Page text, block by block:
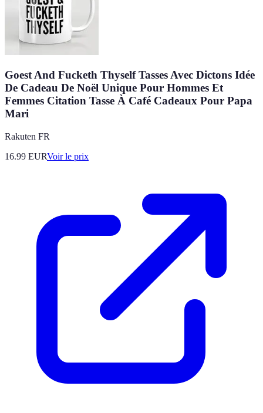
Goest And Fucketh Thyself Tasses Avec Dictons Idée
De Cadeau De Noël Unique Pour Hommes Et
Femmes Citation Tasse À Café Cadeaux Pour Papa
Mari
Rakuten FR
16.99 EURVoir le prix